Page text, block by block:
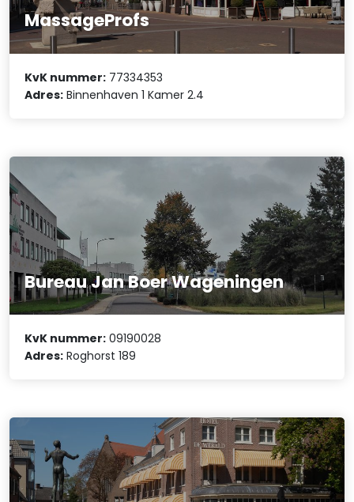
MassageProfs
KvK nummer: 77334353
Adres: Binnenhaven 1 Kamer 2.4
Bureau Jan Boer Wageningen
KvK nummer: 09190028
Adres: Roghorst 189